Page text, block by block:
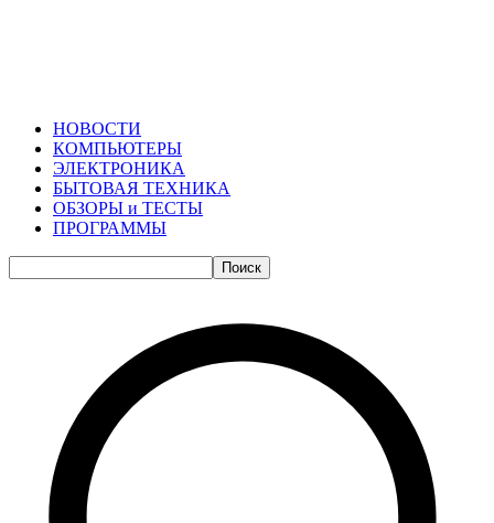
НОВОСТИ
КОМПЬЮТЕРЫ
ЭЛЕКТРОНИКА
БЫТОВАЯ ТЕХНИКА
ОБЗОРЫ и ТЕСТЫ
ПРОГРАММЫ
Поиск